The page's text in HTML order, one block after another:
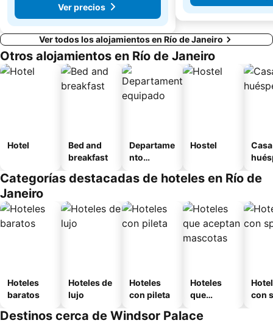
Ver precios
Ver todos los alojamientos en Río de Janeiro
Otros alojamientos en Río de Janeiro
Hotel
Bed and
breakfast
Departame
nto
Hostel
Categorías destacadas de hoteles en Río de
Janeiro
Hoteles
baratos
Hoteles de
lujo
Hoteles
con pileta
Hoteles
que
mascotas
con
Destinos cerca de Windsor Palace